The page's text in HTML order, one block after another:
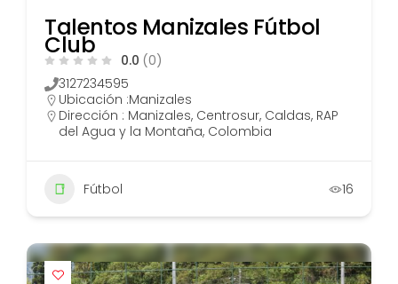
Talentos Manizales Fútbol
Club 0.0 (0)
3127234595
Ubicación :Manizales
Dirección : Manizales, Centrosur, Caldas, RAP
del Agua y la Montaña, Colombia
Fútbol 16